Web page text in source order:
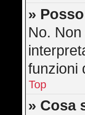
»
No.
funzioni
Top
» Cosa